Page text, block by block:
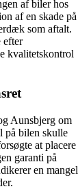
af biler hos
af en skade på
som aftalt.
efter
kvalitetskontrol
Aunsbjerg om
på bilen skulle
at placere
garanti på
en mangel